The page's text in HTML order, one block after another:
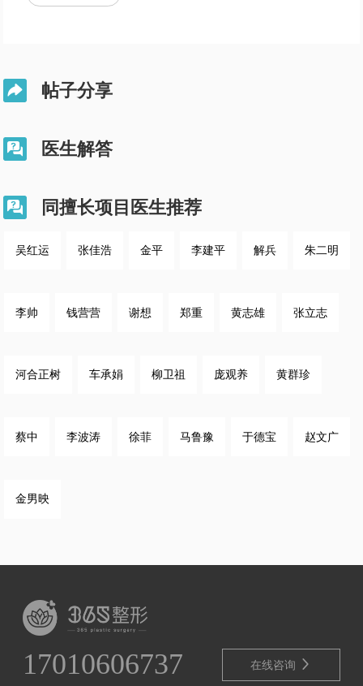
 帖子分享
 医生解答
 同擅长项目医生推荐
吴红运 张佳浩 金平 李建平 解兵 朱二明
李帅 钱营营 谢想 郑重 黄志雄 张立志
河合正树 车承娟 柳卫祖 庞观养 黄群珍
蔡中 李波涛 徐菲 马鲁豫 于德宝 赵文广
金男映
17010606737 在线咨询 